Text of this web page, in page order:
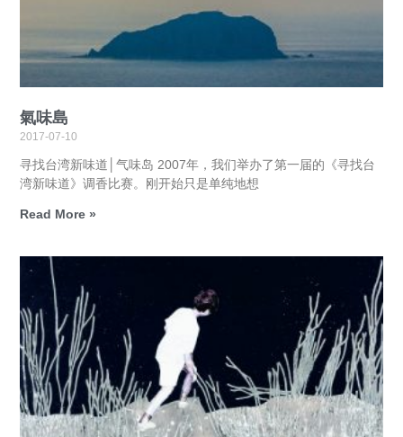
氣味島
2017-07-10
寻找台湾新味道│气味岛 2007年，我们举办了第一届的《寻找台
湾新味道》调香比赛。刚开始只是单纯地想
Read More »